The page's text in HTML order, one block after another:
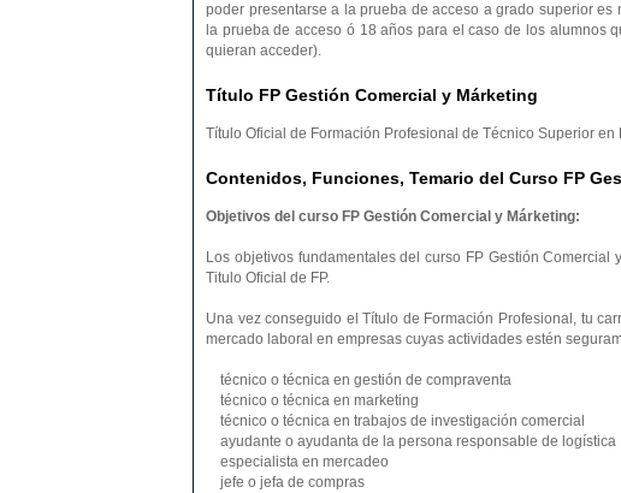
poder presentarse a la prueba de acceso a grado superior
la prueba de acceso ó 18 años para el caso de los alumnos
quieran acceder).
Título FP Gestión Comercial y Márketing
Título Oficial de Formación Profesional de Técnico Superior en
Contenidos, Funciones, Temario del Curso FP
Objetivos del curso FP Gestión Comercial y Márketing:
Los objetivos fundamentales del curso FP Gestión
Titulo Oficial de FP.
Una vez conseguido el Título de Formación Profesional, tu
mercado laboral en empresas cuyas actividades estén
técnico o técnica en gestión de compraventa
técnico o técnica en marketing
técnico o técnica en trabajos de investigación comercial
ayudante o ayudanta de la persona responsable de logística
especialista en mercadeo
jefe o jefa de compras